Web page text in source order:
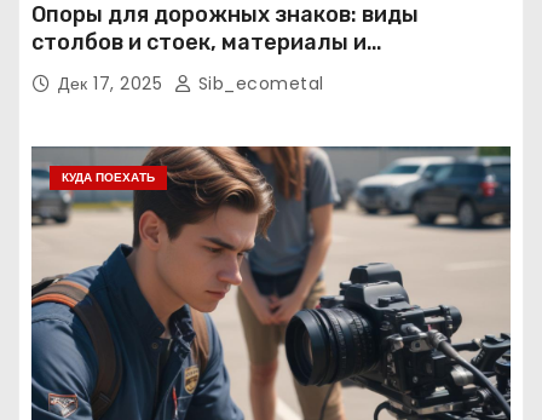
Опоры для дорожных знаков: виды
столбов и стоек, материалы и
нормативные требования
Дек 17, 2025 Sib_ecometal
КУДА ПОЕХАТЬ